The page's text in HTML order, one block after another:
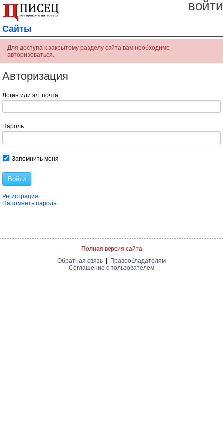
войти
Сайты
Для доступа к закрытому разделу сайта вам необходимо
авторизоваться.
Авторизация
Логин или эл. почта
Пароль
Запомнить меня
Войти
Регистрация
Напомнить пароль
Полная версия сайта
Обратная связь
Правообладателям
Соглашение с пользователем